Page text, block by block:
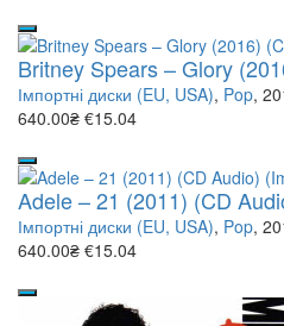
Britney Spears – Glory
Імпортні диски (EU, USA), Pop,
640.00₴ €15.04
Adele – 21 (2011) (CD
Імпортні диски (EU, USA), Pop,
640.00₴ €15.04